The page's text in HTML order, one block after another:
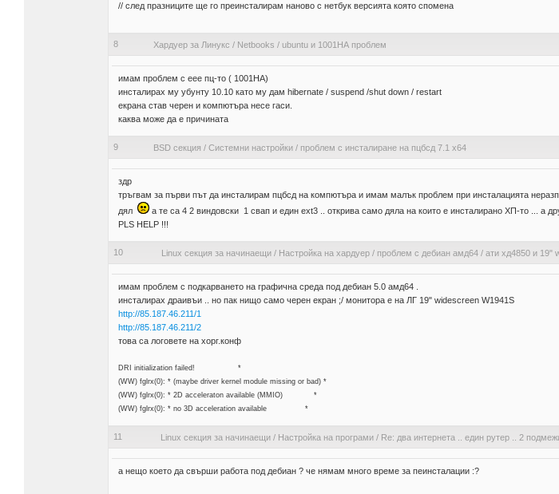
// след празниците ще го преинсталирам наново с нетбук версията която спомена
8 Хардуер за Линукс / Netbooks / ubuntu и 1001HА проблем
имам проблем с еее пц-то ( 1001НА)
инсталирах му убунту 10.10 като му дам hibernate / suspend /shut down / restart
екрана став черен и компютъра несе гаси.
каква може да е причината
9 BSD секция / Системни настройки / проблем с инсталиране на пцбсд 7.1 х64
здр
тръгвам за първи път да инсталирам пцбсд на компютъра и имам малък проблем при инсталацията
дял
а те са 4 2 виндовски 1 свап и един ext3 .. открива само дяла на които е инсталирано ХП-то ... а
PLS HELP !!!
10 Linux секция за начинаещи / Настройка на хардуер / проблем с дебиан амд64 / ати хд4850 и 19"
имам проблем с подкарването на графична среда под дебиан 5.0 амд64 .
инсталирах драивъи .. но пак нищо само черен екран ;/ монитора е на ЛГ 19" widescreen W1941S
http://85.187.46.211/1
http://85.187.46.211/2
това са логовете на хорг.конф
DRI initialization failed! *
(WW) fglrx(0): * (maybe driver kernel module missing or bad) *
(WW) fglrx(0): * 2D acceleraton available (MMIO) *
(WW) fglrx(0): * no 3D acceleration available *
11 Linux секция за начинаещи / Настройка на програми / Re: два интернета .. един рутер .. 2
а нещо което да свърши работа под дебиан ? че нямам много време за пеинсталации :?